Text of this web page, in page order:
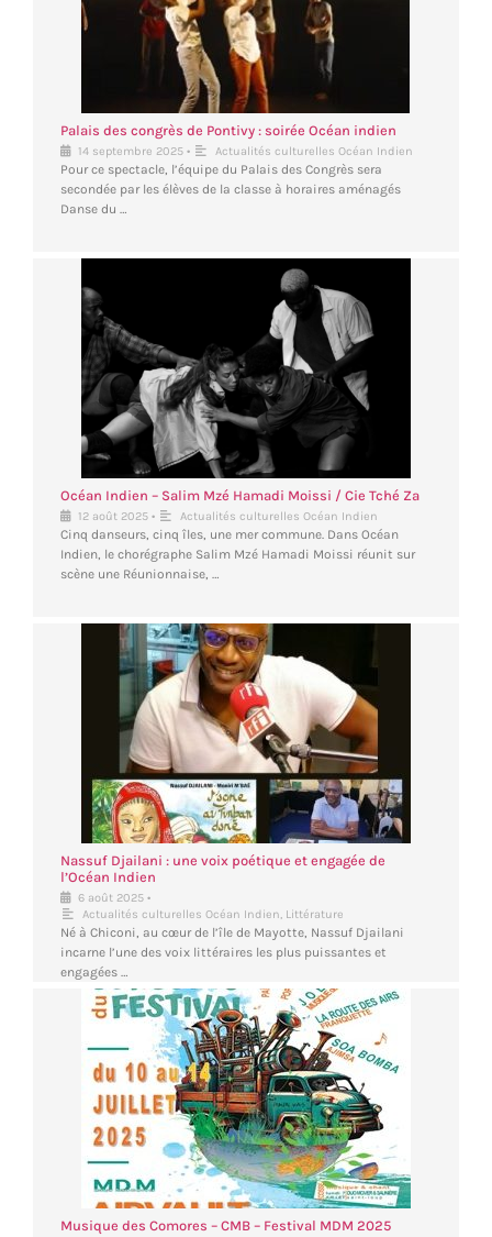
Palais des congrès de Pontivy : soirée Océan indien
14 septembre 2025 • Actualités culturelles Océan Indien
Pour ce spectacle, l’équipe du Palais des Congrès sera
secondée par les élèves de la classe à horaires aménagés
Danse du …
Océan Indien – Salim Mzé Hamadi Moissi / Cie Tché Za
12 août 2025 • Actualités culturelles Océan Indien
Cinq danseurs, cinq îles, une mer commune. Dans Océan
Indien, le chorégraphe Salim Mzé Hamadi Moissi réunit sur
scène une Réunionnaise, …
Nassuf Djailani : une voix poétique et engagée de
l’Océan Indien
6 août 2025 •
Actualités culturelles Océan Indien, Littérature
Né à Chiconi, au cœur de l’île de Mayotte, Nassuf Djailani
incarne l’une des voix littéraires les plus puissantes et
engagées …
Musique des Comores – CMB – Festival MDM 2025